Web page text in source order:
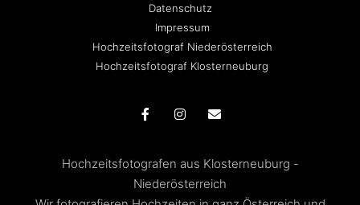
Datenschutz
Impressum
Hochzeitsfotograf Niederösterreich
Hochzeitsfotograf Klosterneuburg
Hochzeitsfotografen aus Klosterneuburg -
Niederösterreich